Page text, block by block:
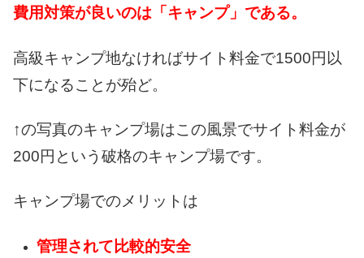
費用対策が良いのは 「キャンプ」である。
高級キャンプ地なければサイト料金で1500円以
下になることが殆ど。
↑の写真のキャンプ場はこの風景でサイト料金が
200円という破格のキャンプ場です。
キャンプ場でのメリットは
管理されて比較的安全